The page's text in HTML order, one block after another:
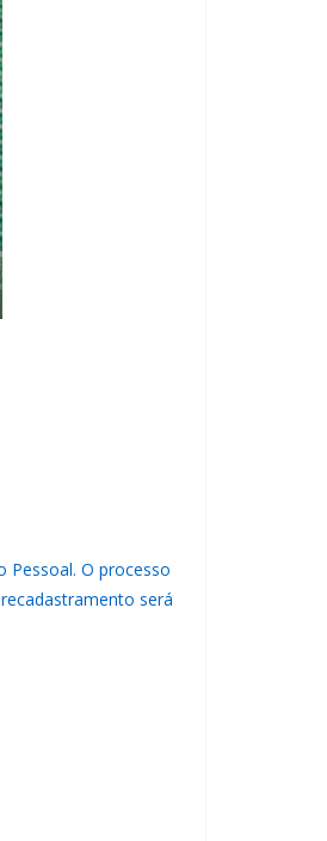
Pessoal. O processo
será